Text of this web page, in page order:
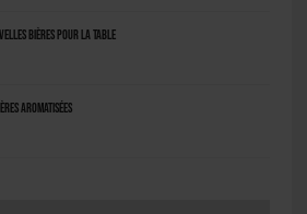
bières pour la table
aromatisées